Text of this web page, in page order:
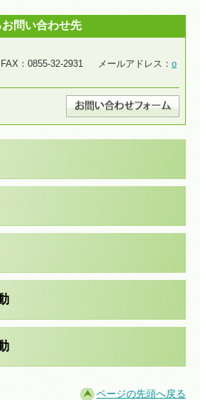
問い合わせ先
：0855-32-2931 メールアドレス： o
ページの先頭へ戻る